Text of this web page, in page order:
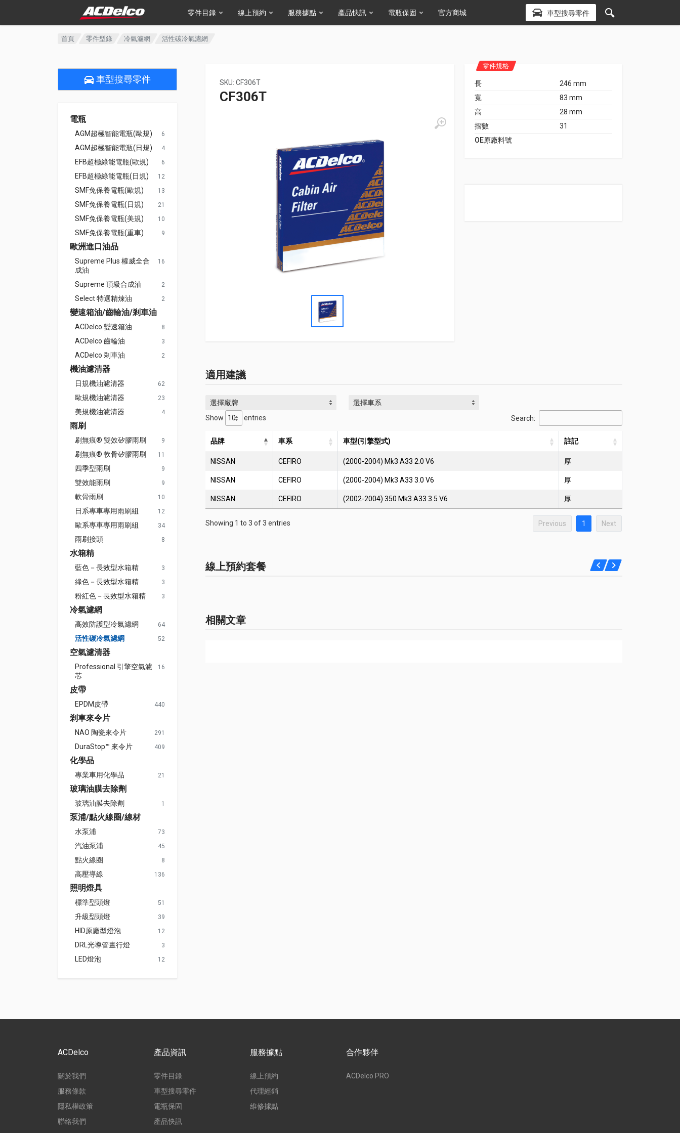
零件目錄 線上預約 服務據點 產品快訊 電瓶保固 官方商城 車型搜尋零件
首頁 零件型錄 冷氣濾網 活性碳冷氣濾網
車型搜尋零件
電瓶
AGM超極智能電瓶(歐規) 6
AGM超極智能電瓶(日規) 4
EFB超極綠能電瓶(歐規) 6
EFB超極綠能電瓶(日規) 12
SMF免保養電瓶(歐規) 13
SMF免保養電瓶(日規) 21
SMF免保養電瓶(美規) 10
SMF免保養電瓶(重車) 9
歐洲進口油品
Supreme Plus 權威全合
成油
16
Supreme 頂級合成油 2
Select 特選精煉油 2
變速箱油/齒輪油/剎車油
ACDelco 變速箱油 8
ACDelco 齒輪油 3
ACDelco 剎車油 2
機油濾清器
日規機油濾清器 62
歐規機油濾清器 23
美規機油濾清器 4
雨刷
刷無痕® 雙效矽膠雨刷 9
刷無痕® 軟骨矽膠雨刷 11
四季型雨刷 9
雙效能雨刷 9
軟骨雨刷 10
日系專車專用雨刷組 12
歐系專車專用雨刷組 34
雨刷接頭 8
水箱精
藍色－長效型水箱精 3
綠色－長效型水箱精 3
粉紅色－長效型水箱精 3
冷氣濾網
高效防護型冷氣濾網 64
活性碳冷氣濾網 52
空氣濾清器
Professional 引擎空氣濾
芯
16
皮帶
EPDM皮帶 440
剎車來令片
NAO 陶瓷來令片 291
DuraStop™ 來令片 409
化學品
專業車用化學品 21
玻璃油膜去除劑
玻璃油膜去除劑 1
泵浦/點火線圈/線材
水泵浦 73
汽油泵浦 45
點火線圈 8
高壓導線 136
照明燈具
標準型頭燈 51
升級型頭燈 39
HID原廠型燈泡 12
DRL光導管晝行燈 3
LED燈泡 12
SKU: CF306T
CF306T
零件規格
長
246 mm
寬
83 mm
高
28 mm
摺數
31
OE原廠料號
適用建議
選擇廠牌
選擇車系
Show
entries Search:
品牌 車系 車型(引擎型式) 註記
NISSAN CEFIRO (2000-2004) Mk3 A33 2.0 V6 厚
NISSAN CEFIRO (2000-2004) Mk3 A33 3.0 V6 厚
NISSAN CEFIRO (2002-2004) 350 Mk3 A33 3.5 V6 厚
Showing 1 to 3 of 3 entries Previous 1 Next
線上預約套餐
相關文章
ACDelco
關於我們
服務條款
隱私權政策
聯絡我們
產品資訊
零件目錄
車型搜尋零件
電瓶保固
產品快訊
服務據點
線上預約
代理經銷
維修據點
合作夥伴
ACDelco PRO